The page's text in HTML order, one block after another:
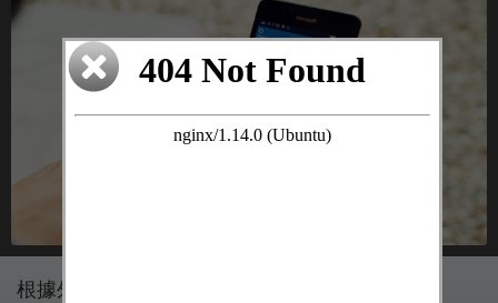
根據外電消息指出，為了減輕庫存壓力，微軟